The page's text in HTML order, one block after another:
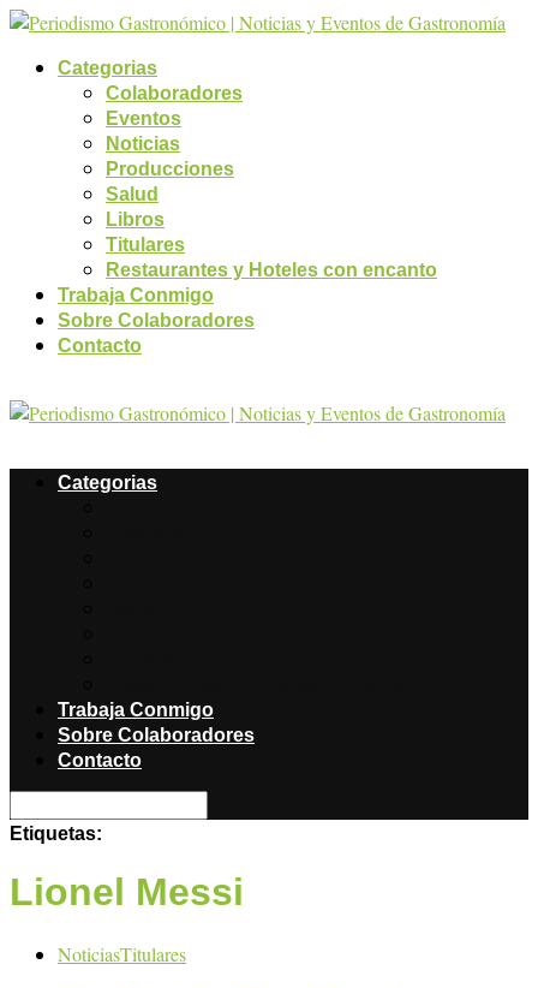
Categorias
Colaboradores
Eventos
Noticias
Producciones
Salud
Libros
Titulares
Restaurantes y Hoteles con encanto
Trabaja Conmigo
Sobre Colaboradores
Contacto
Categorias
Trabaja Conmigo
Sobre Colaboradores
Contacto
Etiquetas:
Lionel Messi
NoticiasTitulares